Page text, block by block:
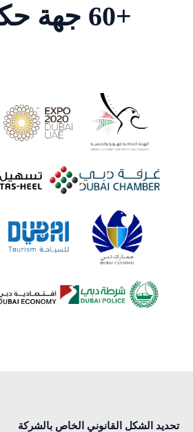
+60
جهة
تحديد الشكل القانوني الخاص بالشركة